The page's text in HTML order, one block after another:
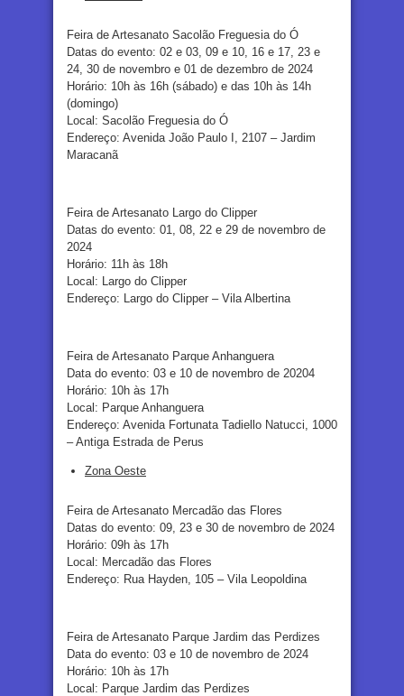
Feira de Artesanato Sacolão Freguesia do Ó
Datas do evento: 02 e 03, 09 e 10, 16 e 17, 23 e
24, 30 de novembro e 01 de dezembro de 2024
Horário: 10h às 16h (sábado) e das 10h às 14h
(domingo)
Local: Sacolão Freguesia do Ó
Endereço: Avenida João Paulo I, 2107 – Jardim
Maracanã
Feira de Artesanato Largo do Clipper
Datas do evento: 01, 08, 22 e 29 de novembro de
2024
Horário: 11h às 18h
Local: Largo do Clipper
Endereço: Largo do Clipper – Vila Albertina
Feira de Artesanato Parque Anhanguera
Data do evento: 03 e 10 de novembro de 20204
Horário: 10h às 17h
Local: Parque Anhanguera
Endereço: Avenida Fortunata Tadiello Natucci, 1000
– Antiga Estrada de Perus
Zona Oeste
Feira de Artesanato Mercadão das Flores
Datas do evento: 09, 23 e 30 de novembro de 2024
Horário: 09h às 17h
Local: Mercadão das Flores
Endereço: Rua Hayden, 105 – Vila Leopoldina
Feira de Artesanato Parque Jardim das Perdizes
Data do evento: 03 e 10 de novembro de 2024
Horário: 10h às 17h
Local: Parque Jardim das Perdizes